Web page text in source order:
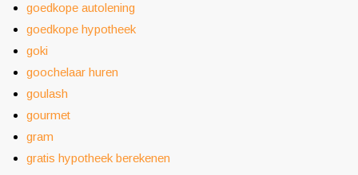
goedkope autolening
goedkope hypotheek
goki
goochelaar huren
goulash
gourmet
gram
gratis hypotheek berekenen